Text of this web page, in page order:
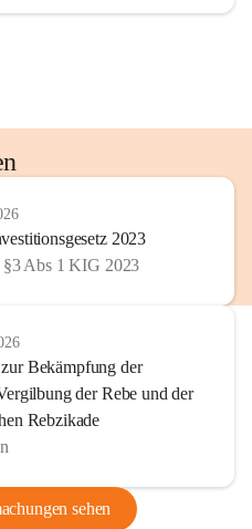
2023
§3 Abs 1 KIG 2023
Bekämpfung der
der Rebe und der
Rebzikade
sehen